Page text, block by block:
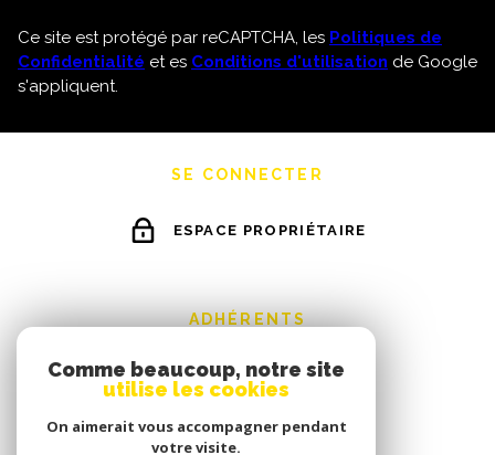
Ce site est protégé par reCAPTCHA, les Politiques de
Confidentialité et es Conditions d'utilisation de Google
s'appliquent.
SE CONNECTER
ESPACE PROPRIÉTAIRE
ADHÉRENTS
Comme beaucoup, notre site
utilise les cookies
On aimerait vous accompagner pendant
votre visite.